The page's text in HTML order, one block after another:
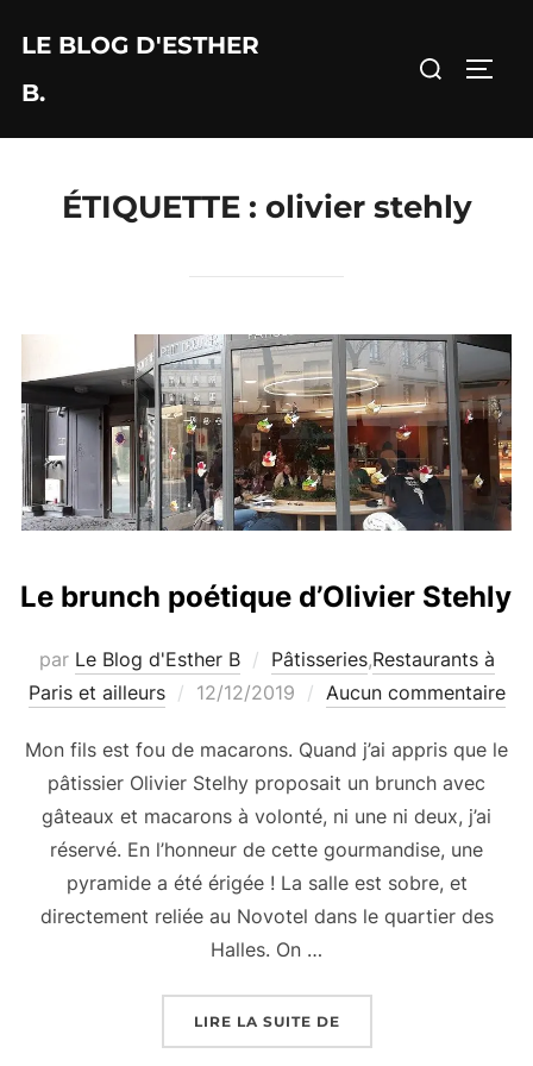
contenu
LE BLOG D'ESTHER
B.
Rechercher :
ÉTIQUETTE : olivier stehly
Le brunch poétique d’Olivier Stehly
par Le Blog d'Esther B Pâtisseries,Restaurants à
Paris et ailleurs
Publié
12/12/2019 Aucun commentaire
Mon fils est fou de macarons. Quand j’ai appris que le
pâtissier Olivier Stelhy proposait un brunch avec
gâteaux et macarons à volonté, ni une ni deux, j’ai
réservé. En l’honneur de cette gourmandise, une
pyramide a été érigée ! La salle est sobre, et
directement reliée au Novotel dans le quartier des
Halles. On …
LIRE LA SUITE DE« LE BRUNCH